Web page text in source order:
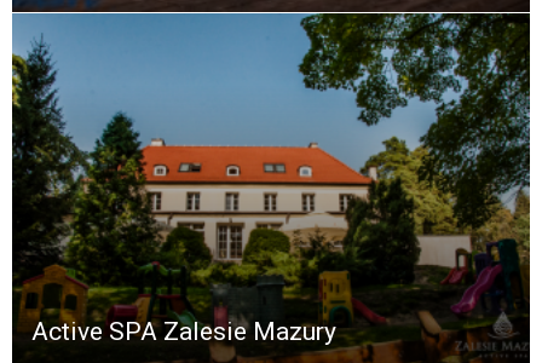
Active SPA Zalesie Mazury